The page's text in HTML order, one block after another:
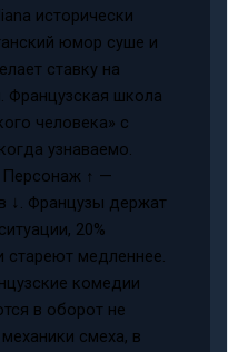
исторически
юмор суше и
ставку на
Французская школа
человека» с
узнаваемо.
Персонаж ↑ —
↓. Французы держат
20%
стареют медленнее.
комедии
в оборот не
смеха, в